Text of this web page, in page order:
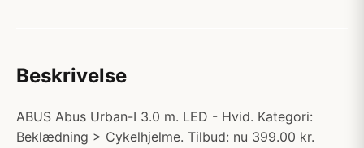
Beskrivelse
ABUS Abus Urban-I 3.0 m. LED - Hvid. Kategori:
Beklædning > Cykelhjelme. Tilbud: nu 399.00 kr.